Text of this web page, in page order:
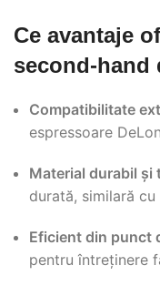
Ce avantaje
second-hand
Compatibilitate
espressoare
Material durabil și
durată, similară
Eficient din punct
pentru întreținere